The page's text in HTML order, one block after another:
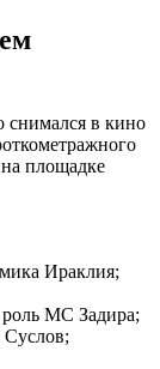
снимался в кино
площадке
Ираклия;
MC Задира;